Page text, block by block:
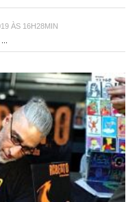
ÀS 16H28MIN